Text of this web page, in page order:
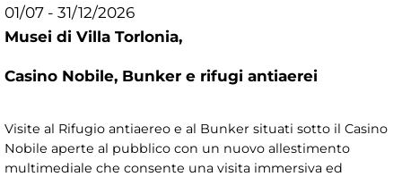
01/07 - 31/12/2026
Musei di Villa Torlonia,
Casino Nobile, Bunker e rifugi antiaerei
Visite al Rifugio antiaereo e al Bunker situati sotto il Casino
Nobile aperte al pubblico con un nuovo allestimento
multimediale che consente una visita immersiva ed